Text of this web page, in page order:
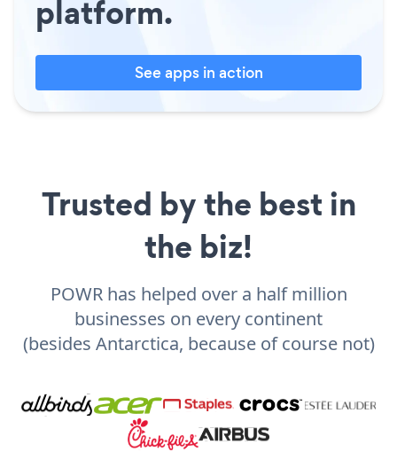
platform.
See apps in action
Trusted by the best in
the biz!
POWR has helped over a half million
businesses on every continent
(besides Antarctica, because of course not)